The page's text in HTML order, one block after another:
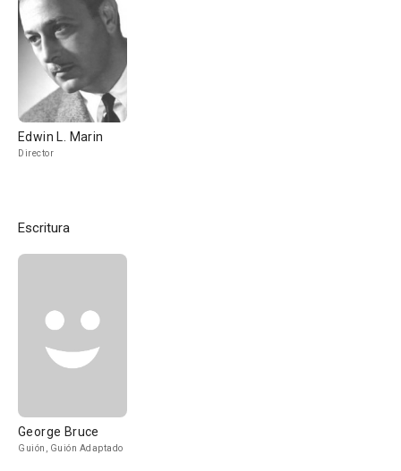
Edwin L. Marin
Director
Escritura
George Bruce
Guión, Guión Adaptado